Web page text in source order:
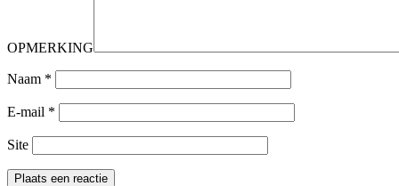
OPMERKING
Naam *
E-mail *
Site